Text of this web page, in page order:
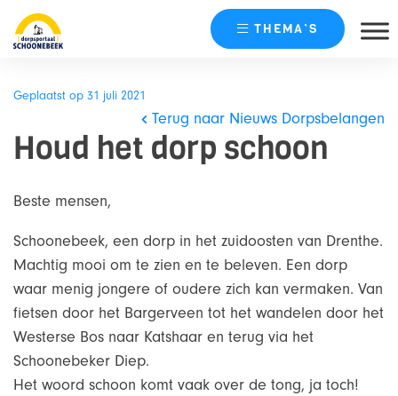
naar
THEMA’S
Geplaatst op 31 juli 2021
Terug naar Nieuws Dorpsbelangen
Houd het dorp schoon
Beste mensen,
Schoonebeek, een dorp in het zuidoosten van Drenthe.
Machtig mooi om te zien en te beleven. Een dorp
waar menig jongere of oudere zich kan vermaken. Van
fietsen door het Bargerveen tot het wandelen door het
Westerse Bos naar Katshaar en terug via het
Schoonebeker Diep.
Het woord schoon komt vaak over de tong, ja toch!